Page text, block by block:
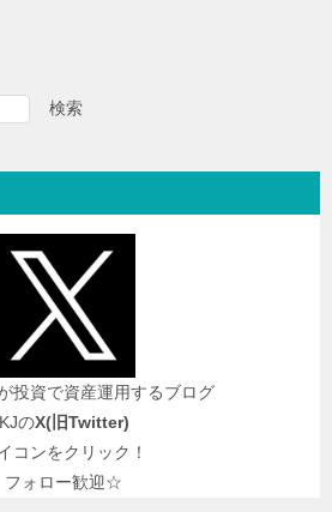
検索
投資で資産運用するブログ
KJのX(旧Twitter)
コンをクリック！
フォロー歓迎☆